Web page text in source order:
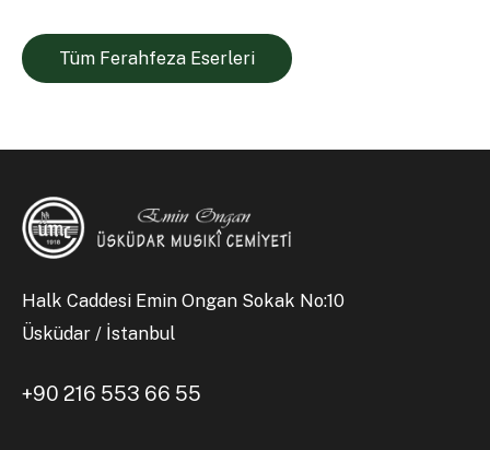
Tüm Ferahfeza Eserleri
Halk Caddesi Emin Ongan Sokak No:10
Üsküdar / İstanbul
+90 216 553 66 55